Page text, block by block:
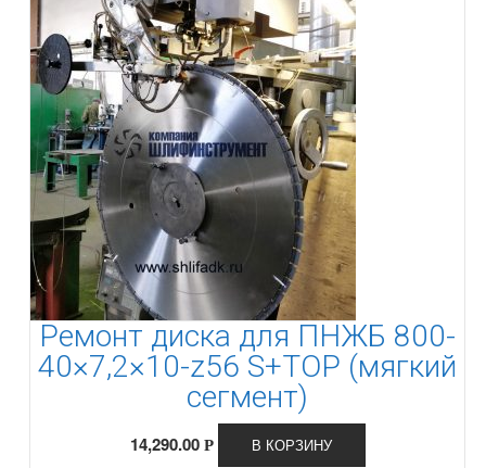
Ремонт диска для ПНЖБ 800-
40×7,2×10-z56 S+TOP (мягкий
сегмент)
14,290.00 Р В КОРЗИНУ